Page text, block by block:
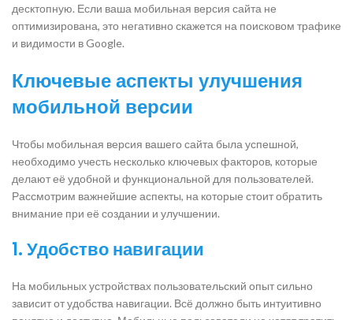
десктопную. Если ваша мобильная версия сайта не
оптимизирована, это негативно скажется на поисковом трафике
и видимости в Google.
Ключевые аспекты улучшения
мобильной версии
Чтобы мобильная версия вашего сайта была успешной,
необходимо учесть несколько ключевых факторов, которые
делают её удобной и функциональной для пользователей.
Рассмотрим важнейшие аспекты, на которые стоит обратить
внимание при её создании и улучшении.
1. Удобство навигации
На мобильных устройствах пользовательский опыт сильно
зависит от удобства навигации. Всё должно быть интуитивно